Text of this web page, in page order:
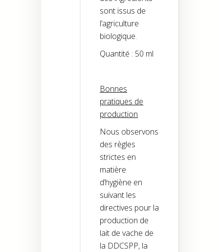
sont issus de
l’agriculture
biologique.
Quantité : 50 ml
Bonnes
pratiques de
production
Nous observons
des règles
strictes en
matière
d’hygiène en
suivant les
directives pour la
production de
lait de vache de
la DDCSPP, la